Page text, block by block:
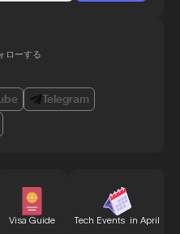
ローする
Telegram
Visa Guide Tech Events in April